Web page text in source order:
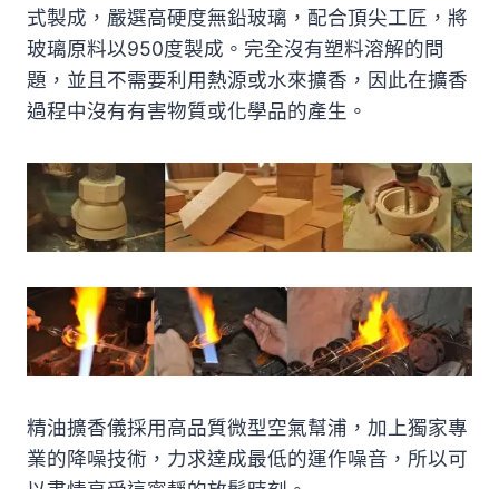
式製成，嚴選高硬度無鉛玻璃，配合頂尖工匠，將
玻璃原料以950度製成。完全沒有塑料溶解的問
題，並且不需要利用熱源或水來擴香，因此在擴香
過程中沒有有害物質或化學品的產生。
精油擴香儀採用高品質微型空氣幫浦，加上獨家專
業的降噪技術，力求達成最低的運作噪音，所以可